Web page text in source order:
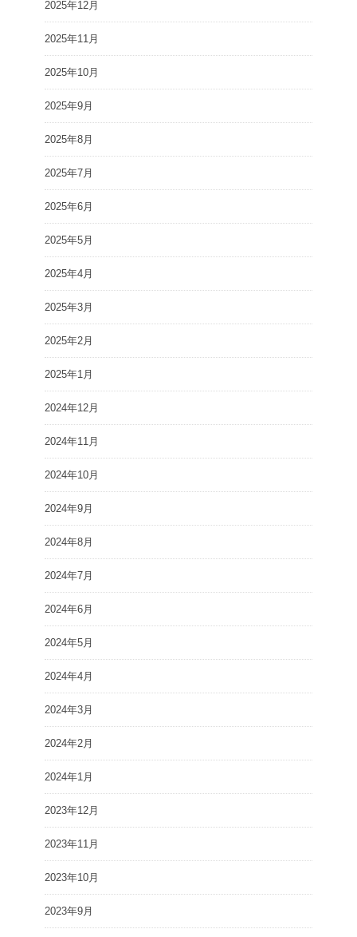
2025年12月
2025年11月
2025年10月
2025年9月
2025年8月
2025年7月
2025年6月
2025年5月
2025年4月
2025年3月
2025年2月
2025年1月
2024年12月
2024年11月
2024年10月
2024年9月
2024年8月
2024年7月
2024年6月
2024年5月
2024年4月
2024年3月
2024年2月
2024年1月
2023年12月
2023年11月
2023年10月
2023年9月